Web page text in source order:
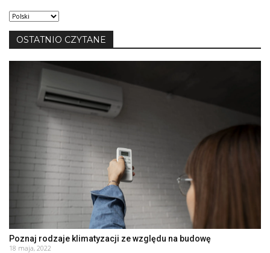
Wybierz
język
OSTATNIO CZYTANE
Poznaj rodzaje klimatyzacji ze względu na budowę
18 maja, 2022